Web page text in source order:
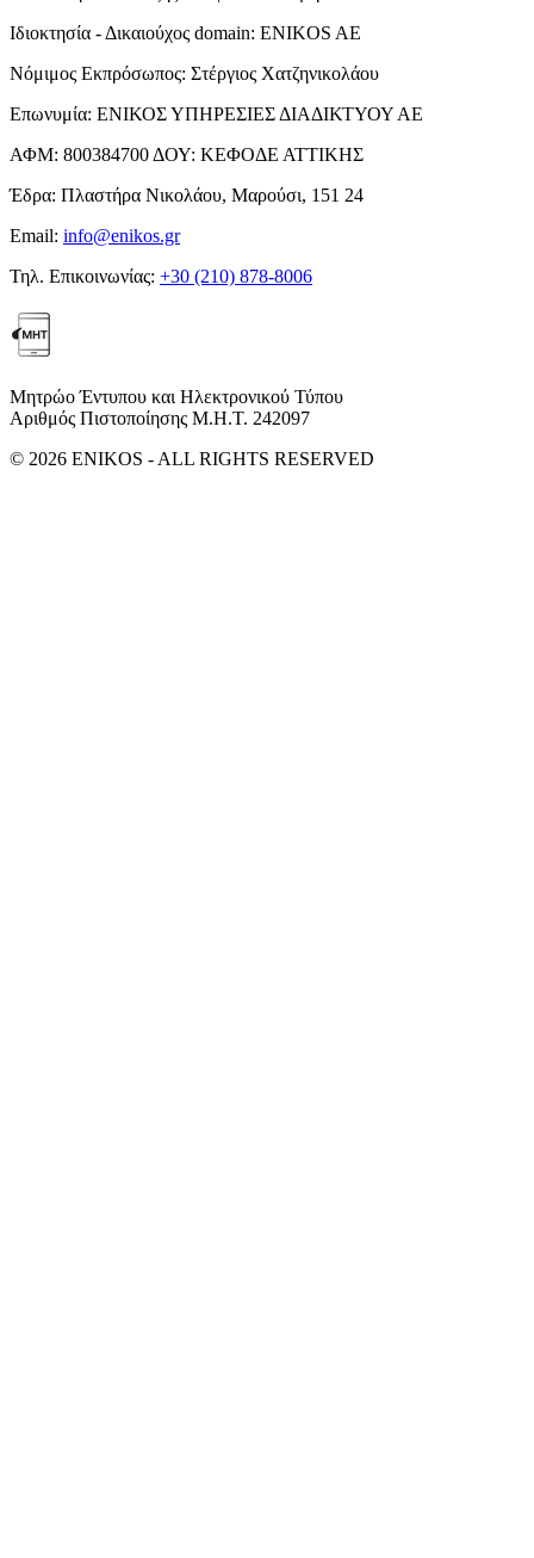
Ιδιοκτησία - Δικαιούχος domain: ENIKOS AE
Νόμιμος Εκπρόσωπος: Στέργιος Χατζηνικολάου
Επωνυμία: ΕΝΙΚΟΣ ΥΠΗΡΕΣΙΕΣ ΔΙΑΔΙΚΤΥΟΥ ΑΕ
ΑΦΜ: 800384700 ΔΟΥ: ΚΕΦΟΔΕ ΑΤΤΙΚΗΣ
Έδρα: Πλαστήρα Νικολάου, Μαρούσι, 151 24
Email: info@enikos.gr
Τηλ. Επικοινωνίας: +30 (210) 878-8006
Μητρώο Έντυπου και Ηλεκτρονικού Τύπου
Αριθμός Πιστοποίησης Μ.Η.Τ. 242097
© 2026 ENIKOS - ALL RIGHTS RESERVED